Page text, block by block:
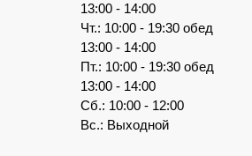
13:00 - 14:00
Чт.: 10:00 - 19:30 обед
13:00 - 14:00
Пт.: 10:00 - 19:30 обед
13:00 - 14:00
Сб.: 10:00 - 12:00
Вс.: Выходной